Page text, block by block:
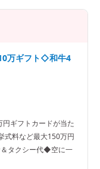
万ギフト◇和牛4
ギフトカードが当た
式料など最大150万円
タクシー代◆空に一